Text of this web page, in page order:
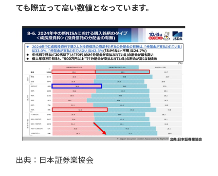
ても際立って高い数値となっています。
出典：日本証券業協会